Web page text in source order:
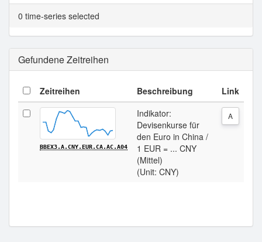
Tabellenansicht.
0 time-series selected
Gefundene Zeitreihen
Zeitreihen Beschreibung Link
BBEX3.A.CNY.EUR.CA.AC.A04
Indikator:
Devisenkurse für
den Euro in China /
1 EUR = ... CNY
(Mittel)
(Unit: CNY)
A